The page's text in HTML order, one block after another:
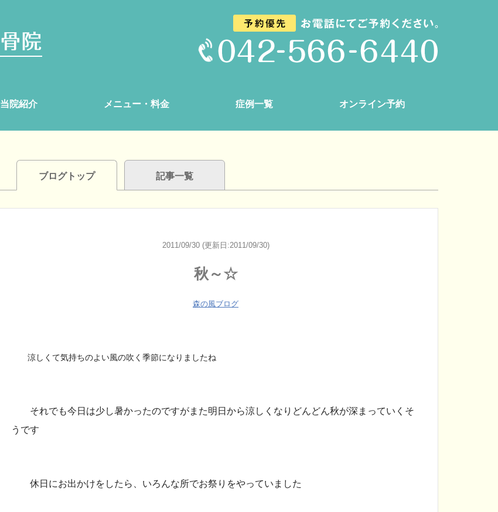
当院紹介 メニュー・料金 症例一覧 オンライン予約
ブログトップ 記事一覧
2011/09/30 (更新日:2011/09/30)
秋～☆
森の風ブログ
涼しくて気持ちのよい風の吹く季節になりましたね
それでも今日は少し暑かったのですがまた明日から涼しくなりどんどん秋が深まっていくそ
うです
休日にお出かけをしたら、いろんな所でお祭りをやっていました